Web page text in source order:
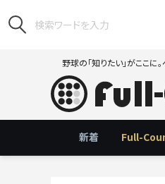
野球の「知りたい」がここに
新着 Full-